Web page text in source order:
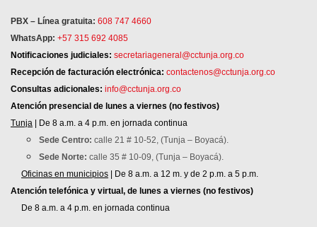
PBX – Línea gratuita: 608 747 4660
WhatsApp: +57 315 692 4085
Notificaciones judiciales: secretariageneral@cctunja.org.co
Recepción de facturación electrónica: contactenos@cctunja.org.co
Consultas adicionales: info@cctunja.org.co
Atención presencial de lunes a viernes (no festivos)
Tunja | De 8 a.m. a 4 p.m. en jornada continua
Sede Centro: calle 21 # 10-52, (Tunja – Boyacá).
Sede Norte: calle 35 # 10-09, (Tunja – Boyacá).
Oficinas en municipios | De 8 a.m. a 12 m. y de 2 p.m. a 5 p.m.
Atención telefónica y virtual, de lunes a viernes (no festivos)
De 8 a.m. a 4 p.m. en jornada continua